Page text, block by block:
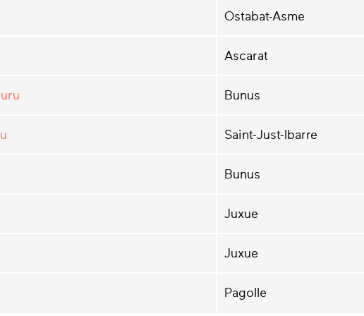
Ostabat-Asme
Ascarat
Bunus
Saint-Just-Ibarre
Bunus
Juxue
Juxue
Pagolle